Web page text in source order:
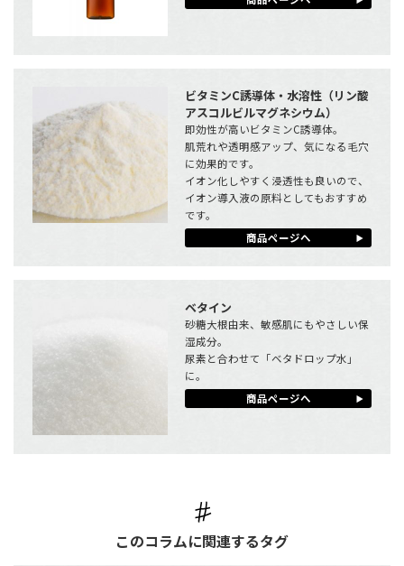
ビタミンC誘導体・水溶性（リン酸
アスコルビルマグネシウム）
即効性が高いビタミンC誘導体。
肌荒れや透明感アップ、気になる毛穴
に効果的です。
イオン化しやすく浸透性も良いので、
イオン導入液の原料としてもおすすめ
です。
商品ページへ
ベタイン
砂糖大根由来、敏感肌にもやさしい保
湿成分。
尿素と合わせて「ベタドロップ水」
に。
商品ページへ
このコラムに関連するタグ